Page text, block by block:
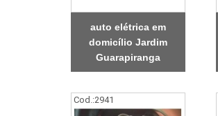
auto elétrica em
domicílio Jardim
Guarapiranga
Cod.:2941